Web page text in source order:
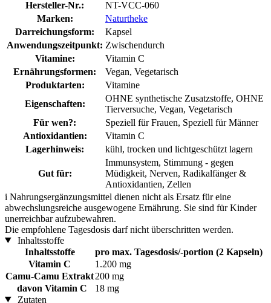
Hersteller-Nr.:
NT-VCC-060
Marken:
Naturtheke
Darreichungsform:
Kapsel
Anwendungszeitpunkt: Zwischendurch
Vitamine:
Vitamin C
Ernährungsformen:
Vegan, Vegetarisch
Produktarten:
Vitamine
Eigenschaften:
OHNE synthetische Zusatzstoffe, OHNE
Tierversuche, Vegan, Vegetarisch
Für wen?:
Speziell für Frauen, Speziell für Männer
Antioxidantien:
Vitamin C
Lagerhinweis:
kühl, trocken und lichtgeschützt lagern
Gut für:
Immunsystem, Stimmung - gegen
Müdigkeit, Nerven, Radikalfänger &
Antioxidantien, Zellen
i Nahrungsergänzungsmittel dienen nicht als Ersatz für eine
abwechslungsreiche ausgewogene Ernährung. Sie sind für Kinder
unerreichbar aufzubewahren.
Die empfohlene Tagesdosis darf nicht überschritten werden.
Inhaltsstoffe
Inhaltsstoffe
pro max. Tagesdosis/-portion (2 Kapseln)
Vitamin C
1.200 mg
Camu-Camu Extrakt200 mg
davon Vitamin C
18 mg
Zutaten